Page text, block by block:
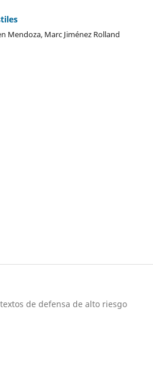
Mendoza, Marc Jiménez Rolland
de defensa de alto riesgo